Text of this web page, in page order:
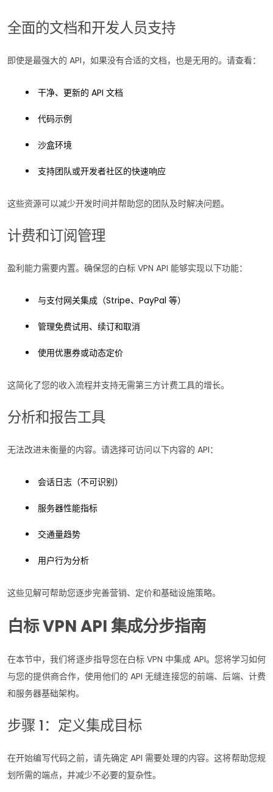
全面的文档和开发人员支持
即使是最强大的 API，如果没有合适的文档，也是无用的。请查看：
干净、更新的 API 文档
代码示例
沙盒环境
支持团队或开发者社区的快速响应
这些资源可以减少开发时间并帮助您的团队及时解决问题。
计费和订阅管理
盈利能力需要内置。确保您的白标 VPN API 能够实现以下功能：
与支付网关集成（Stripe、PayPal 等）
管理免费试用、续订和取消
使用优惠券或动态定价
这简化了您的收入流程并支持无需第三方计费工具的增长。
分析和报告工具
无法改进未衡量的内容。请选择可访问以下内容的 API：
会话日志（不可识别）
服务器性能指标
交通量趋势
用户行为分析
这些见解可帮助您逐步完善营销、定价和基础设施策略。
白标 VPN API 集成分步指南
在本节中，我们将逐步指导您在白标 VPN 中集成 API。您将学习如何
与您的提供商合作，使用他们的 API 无缝连接您的前端、后端、计费
和服务器基础架构。
步骤 1：定义集成目标
在开始编写代码之前，请先确定 API 需要处理的内容。这将帮助您规
划所需的端点，并减少不必要的复杂性。